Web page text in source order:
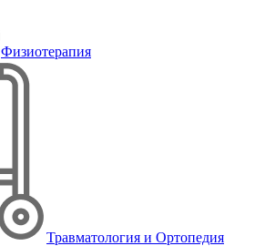
Физиотерапия
Травматология и Ортопедия